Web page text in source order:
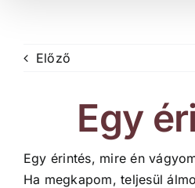
Előző
Egy
Egy érintés, mire én
Ha megkapom, teljesül